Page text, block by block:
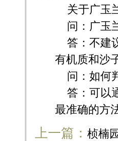
关于广玉
问：广玉
答：不建
有机质和沙
问：如何
答：可以
最准确的方
上一篇： 桢楠